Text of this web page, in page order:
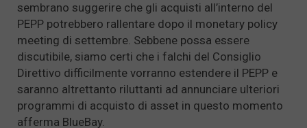
sembrano suggerire che gli acquisti all’interno del
PEPP potrebbero rallentare dopo il monetary policy
meeting di settembre. Sebbene possa essere
discutibile, siamo certi che i falchi del Consiglio
Direttivo difficilmente vorranno estendere il PEPP e
saranno altrettanto riluttanti ad annunciare ulteriori
programmi di acquisto di asset in questo momento
afferma BlueBay.